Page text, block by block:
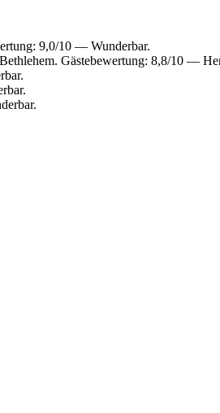
9,0/10 — Wunderbar.
Gästebewertung: 8,8/10 —